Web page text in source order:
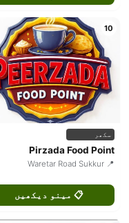
10
سکھر
Pirzada Food Point
📍 Waretar Road Sukkur
📋 مینو دیکھیں